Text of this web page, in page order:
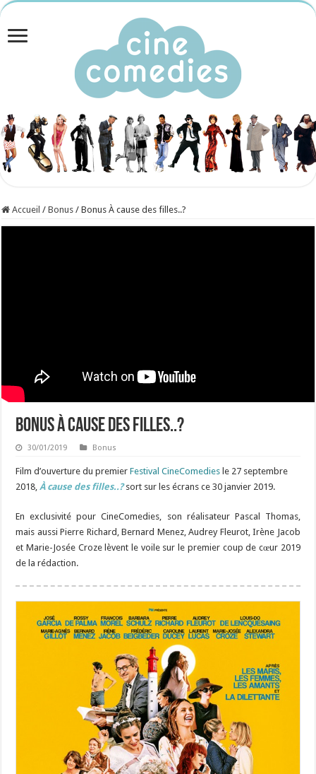
Accueil / Bonus / Bonus À cause des filles..?
Bonus À cause des filles..?
30/01/2019 Bonus
Film d’ouverture du premierFestival CineComedies le 27 septembre
2018,À cause des filles..?sort sur les écrans ce 30 janvier 2019.
En exclusivité pour CineComedies, son réalisateur Pascal Thomas,
mais aussi Pierre Richard, Bernard Menez, Audrey Fleurot, Irène Jacob
et Marie-Josée Croze lèvent le voile sur le premier coup de cœur 2019
de la rédaction.